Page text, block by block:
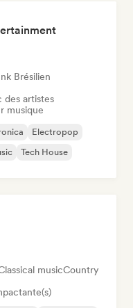
Brésilien
des artistes
musique
Electropop
Tech House
musicCountry